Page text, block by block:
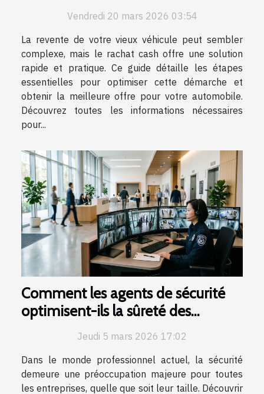
Vendredi 20 mars 2026 03:54
La revente de votre vieux véhicule peut sembler
complexe, mais le rachat cash offre une solution
rapide et pratique. Ce guide détaille les étapes
essentielles pour optimiser cette démarche et
obtenir la meilleure offre pour votre automobile.
Découvrez toutes les informations nécessaires
pour...
Comment les agents de sécurité
optimisent-ils la sûreté des
entreprises ?Jeudi 5 mars 2026 17:02
Dans le monde professionnel actuel, la sécurité
demeure une préoccupation majeure pour toutes
les entreprises, quelle que soit leur taille. Découvrir